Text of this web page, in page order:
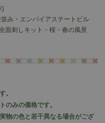
)
み・エンパイアステートビル
面刺しキット・桜・春の風景
。
のみの価格です。
物の色と若干異なる場合がござ